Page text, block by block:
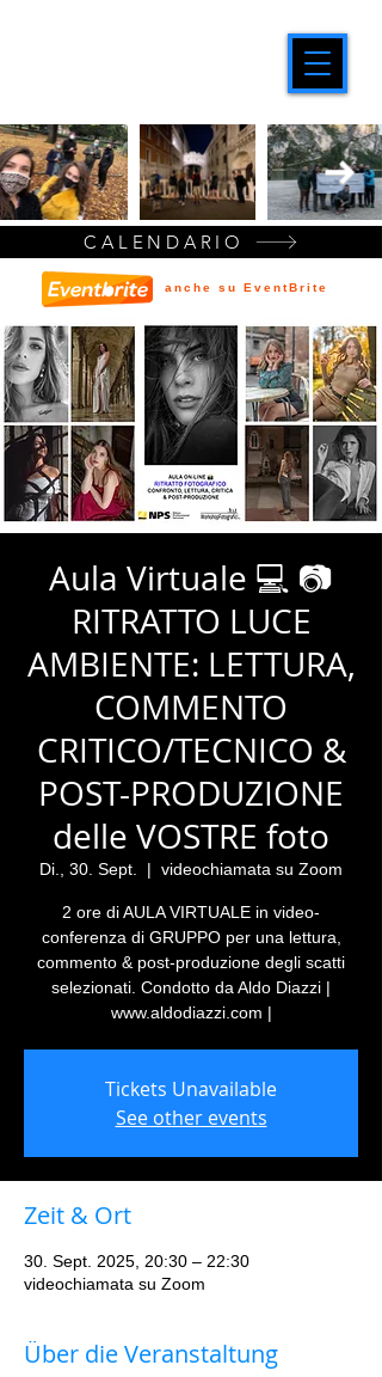
Aula Virtuale 💻 📷
RITRATTO LUCE
AMBIENTE: LETTURA,
COMMENTO
CRITICO/TECNICO &
POST-PRODUZIONE
delle VOSTRE foto
Di., 30. Sept.
  |
videochiamata su Zoom
2 ore di AULA VIRTUALE in video-
conferenza di GRUPPO per una lettura,
commento & post-produzione degli scatti
selezionati. Condotto da Aldo Diazzi |
www.aldodiazzi.com |
Tickets Unavailable
See other events
Zeit & Ort
30. Sept. 2025, 20:30 – 22:30
videochiamata su Zoom
Über die Veranstaltung
CALENDARIO
anche su EventBrite